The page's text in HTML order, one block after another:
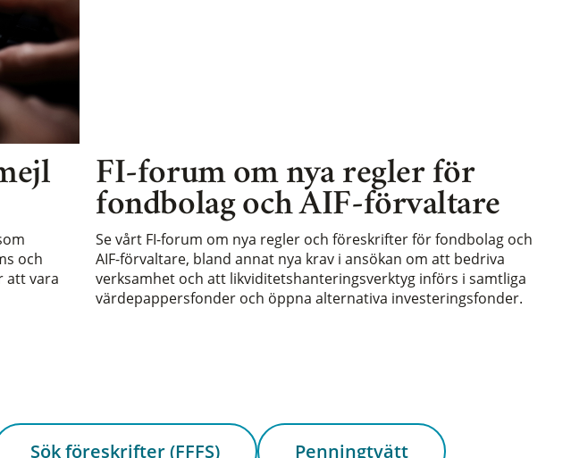
och
att vara
FI-forum om nya regler för
fondbolag och AIF-förvaltare
Se vårt FI-forum om nya regler och föreskrifter för fondbolag och
AIF-förvaltare, bland annat nya krav i ansökan om att bedriva
verksamhet och att likviditetshanteringsverktyg införs i samtliga
värdepappersfonder och öppna alternativa investeringsfonder.
Sök föreskrifter (FFFS) Penningtvätt